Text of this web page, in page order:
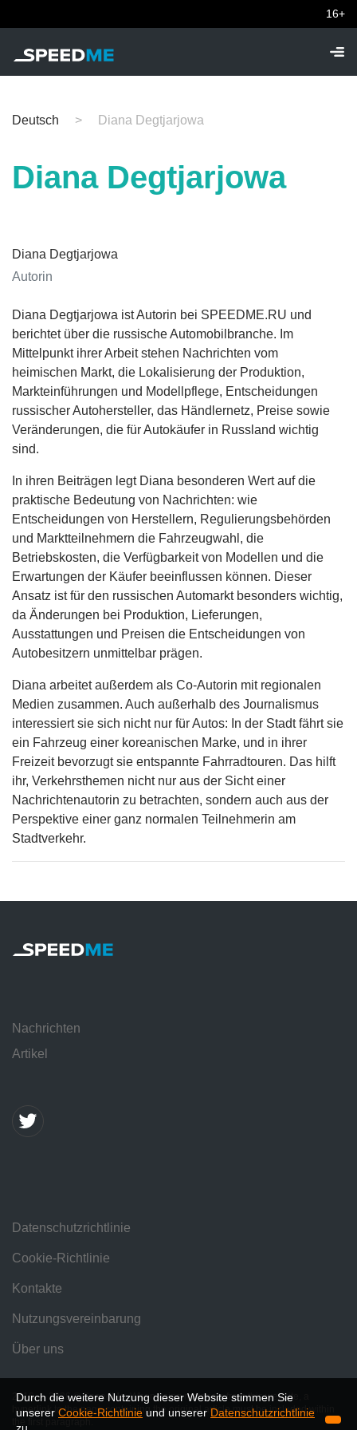
16+
Deutsch Diana Degtjarjowa
Diana Degtjarjowa
Diana Degtjarjowa
Autorin
Diana Degtjarjowa ist Autorin bei SPEEDME.RU und
berichtet über die russische Automobilbranche. Im
Mittelpunkt ihrer Arbeit stehen Nachrichten vom
heimischen Markt, die Lokalisierung der Produktion,
Markteinführungen und Modellpflege, Entscheidungen
russischer Autohersteller, das Händlernetz, Preise sowie
Veränderungen, die für Autokäufer in Russland wichtig
sind.
In ihren Beiträgen legt Diana besonderen Wert auf die
praktische Bedeutung von Nachrichten: wie
Entscheidungen von Herstellern, Regulierungsbehörden
und Marktteilnehmern die Fahrzeugwahl, die
Betriebskosten, die Verfügbarkeit von Modellen und die
Erwartungen der Käufer beeinflussen können. Dieser
Ansatz ist für den russischen Automarkt besonders wichtig,
da Änderungen bei Produktion, Lieferungen,
Ausstattungen und Preisen die Entscheidungen von
Autobesitzern unmittelbar prägen.
Diana arbeitet außerdem als Co-Autorin mit regionalen
Medien zusammen. Auch außerhalb des Journalismus
interessiert sie sich nicht nur für Autos: In der Stadt fährt sie
ein Fahrzeug einer koreanischen Marke, und in ihrer
Freizeit bevorzugt sie entspannte Fahrradtouren. Das hilft
ihr, Verkehrsthemen nicht nur aus der Sicht einer
Nachrichtenautorin zu betrachten, sondern auch aus der
Perspektive einer ganz normalen Teilnehmerin am
Stadtverkehr.
Durch die weitere Nutzung dieser Website stimmen Sie
unserer Cookie-Richtlinie und unserer Datenschutzrichtlinie
Nachrichten
Artikel
Datenschutzrichtlinie
Cookie-Richtlinie
Kontakte
Nutzungsvereinbarung
Über uns
2016 — 2026 © SpeedMe. When using materials from this website, a
hyperlink to the page containing the original article must be included within